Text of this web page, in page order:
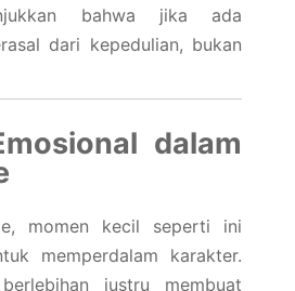
bahwa jika ada
dari kepedulian, bukan
dalam
momen kecil seperti ini
memperdalam karakter.
justru membuat